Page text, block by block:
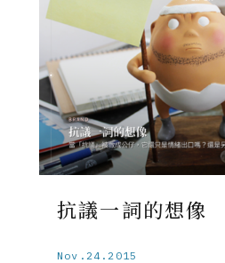
抗議一詞的想像
Nov.24.2015